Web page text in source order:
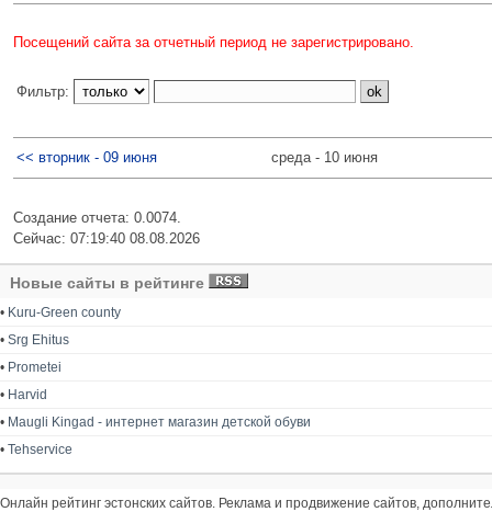
Посещений сайта за отчетный период не зарегистрировано.
Фильтр:
<< вторник - 09 июня среда - 10 июня
Создание отчета: 0.0074.
Сейчас: 07:19:40 08.08.2026
Новые сайты в рейтинге
• Kuru-Green county
• Srg Ehitus
• Prometei
• Harvid
• Maugli Kingad - интернет магазин детской обуви
• Tehservice
Онлайн рейтинг эстонских сайтов. Реклама и продвижение сайтов,